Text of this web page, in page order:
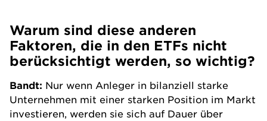
Warum sind diese anderen
Faktoren, die in den ETFs nicht
berücksichtigt werden, so wichtig?
Bandt: Nur wenn Anleger in bilanziell starke
Unternehmen mit einer starken Position im Markt
investieren, werden sie sich auf Dauer über